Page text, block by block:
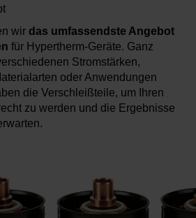
wir das umfassendste Angebot
für Hypertherm-Geräte. Ganz
Stromstärken,
oder Anwendungen
die Verschleißteile, um Ihren
zu werden und die Ergebnisse